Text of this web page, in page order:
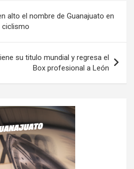
alto el nombre de Guanajuato en
ciclismo
su titulo mundial y regresa el
Box profesional a León